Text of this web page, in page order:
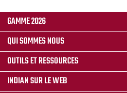
GAMME 2026
QUI SOMMES NOUS
OUTILS ET RESSOURCES
INDIAN SUR LE WEB